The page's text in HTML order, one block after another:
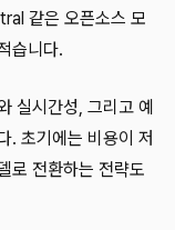
같은 오픈소스 모
습니다.
실시간성, 그리고 예
. 초기에는 비용이 저
로 전환하는 전략도